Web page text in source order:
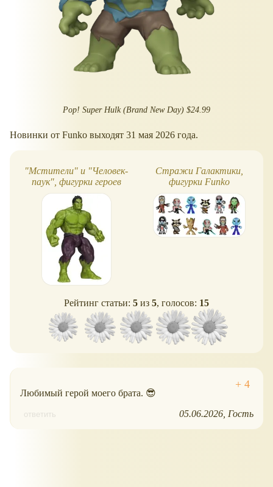
Pop! Super Hulk (Brand New Day) $24.99
Новинки от Funko выходят 31 мая 2026 года.
"Мстители" и "Человек-
паук", фигурки героев
Стражи Галактики,
фигурки Funko
Рейтинг статьи: 5 из 5, голосов: 15
Любимый герой моего брата. 😎
ответить 05.06.2026 Гость